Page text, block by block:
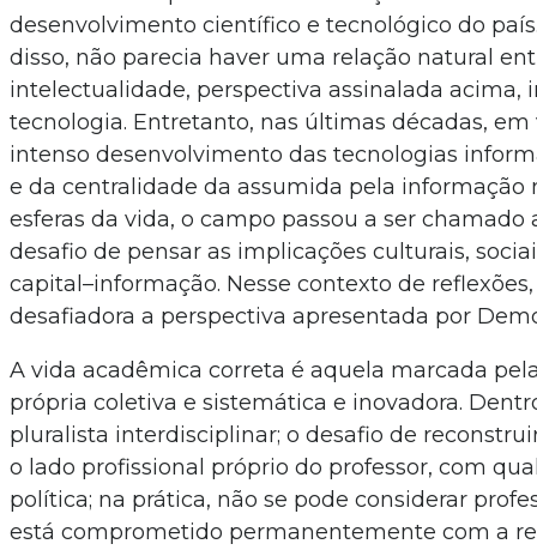
desenvolvimento científico e tecnológico do
disso, não parecia haver uma relação natural
intelectualidade, perspectiva assinalada acima,
tecnologia. Entretanto, nas últimas décadas,
intenso desenvolvimento das tecnologias
e da centralidade da assumida pela informação
esferas da vida, o campo passou a ser chamado
desafio de pensar as implicações culturais,
capital–informação. Nesse contexto de
desafiadora a perspectiva apresentada por
A vida acadêmica correta é aquela marcada
própria coletiva e sistemática e inovadora.
pluralista interdisciplinar; o desafio de
o lado profissional próprio do professor, com
política; na prática, não se pode considerar
está comprometido permanentemente com a